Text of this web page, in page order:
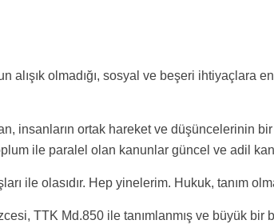
olmadığı, sosyal ve beşeri ihtiyaçlara
insanların ortak hareket ve düşüncelerinin bir
ile paralel olan kanunlar güncel ve adil
ile olasıdır. Hep yinelerim. Hukuk, tanım
TTK Md.850 ile tanımlanmış ve büyük bir